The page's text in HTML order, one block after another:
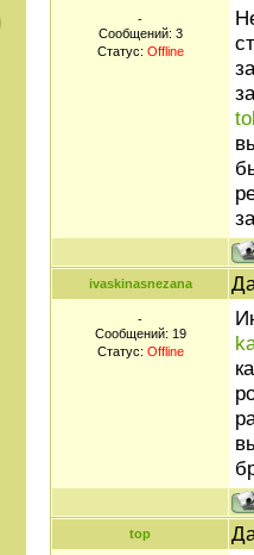
-
Сообщений: 3
Статус: Offline
ivaskinasnezana
-
Сообщений: 19
Статус: Offline
top